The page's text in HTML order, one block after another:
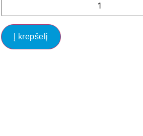
Į krepšelį